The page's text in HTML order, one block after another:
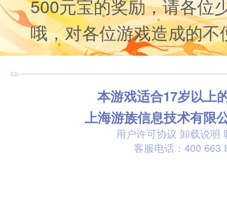
500元宝的奖励，请各位
哦，对各位游戏造成的
本游戏适合17岁以上
上海游族信息技术有限
用户许可协议 卸载说明
客服电话：400 663